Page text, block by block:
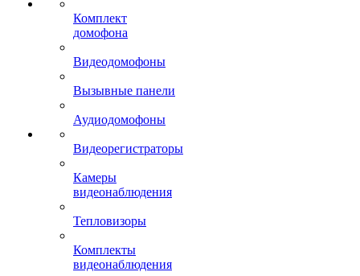
Комплект
домофона
Видеодомофоны
Вызывные панели
Аудиодомофоны
Видеорегистраторы
Камеры
видеонаблюдения
Тепловизоры
Комплекты
видеонаблюдения